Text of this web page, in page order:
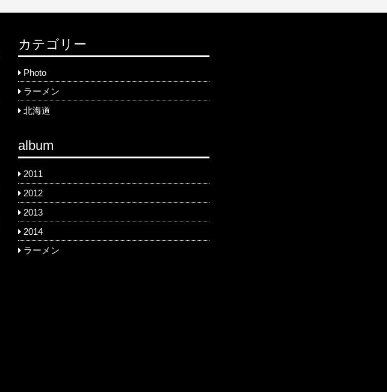
カテゴリー
Photo
ラーメン
北海道
album
2011
2012
2013
2014
ラーメン